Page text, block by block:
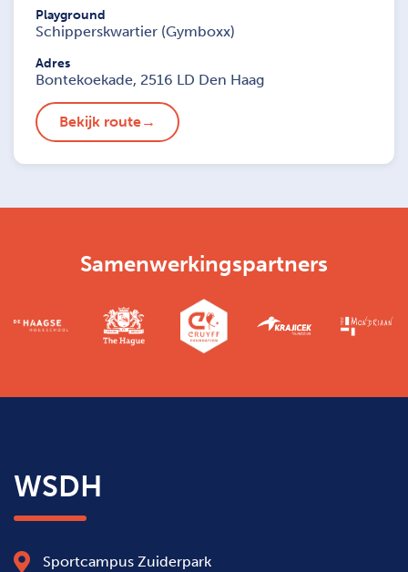
Playground
Schipperskwartier (Gymboxx)
Adres
Bontekoekade, 2516 LD Den Haag
Bekijk route
Samenwerkingspartners
WSDH
Sportcampus Zuiderpark